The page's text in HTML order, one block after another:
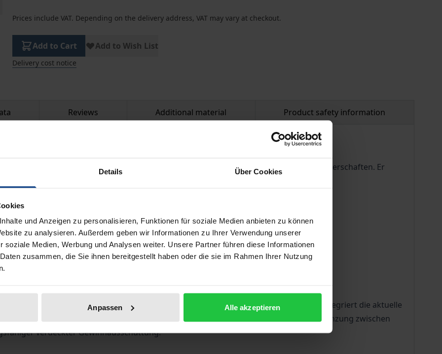
Details Über Cookies
und Anzeigen zu personalisieren, Funktionen für soziale Medien anbieten zu können
zu analysieren. Außerdem geben wir Informationen zu Ihrer Verwendung unserer
soziale Medien, Werbung und Analysen weiter. Unsere Partner führen diese Informationen
zusammen, die Sie ihnen bereitgestellt haben oder die sie im Rahmen Ihrer Nutzung
Anpassen Alle akzeptieren
Prices include VAT. Depending on the delivery address, VAT may vary at checkout.
Add to Cart Add to Wish List
Delivery cost notice
Reviews Additional material Product safety information
beantwortet alle wichtigen Fragen zum Steuerrecht gemeinnütziger Körperschaften. Er
Bestand haben.
in einem Band
Kommentierung von Normen unterschiedlicher Gesetze
u.a. durch das Ehrenamtsstärkungsgesetz, das Jahressteuergesetz 2022. Sie integriert die aktuelle
des BFH, etwa die wichtige Entscheidung vom 13.7.2021 (I R 16/18) zur Abgrenzung zwischen
verdeckter Gewinnausschüttung.